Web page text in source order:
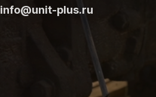
info@unit-plus.ru